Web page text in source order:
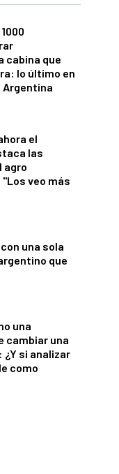
cabina que
lo último en
Argentina
el
las
agro
veo más
una sola
que
una
cambiar una
si analizar
como